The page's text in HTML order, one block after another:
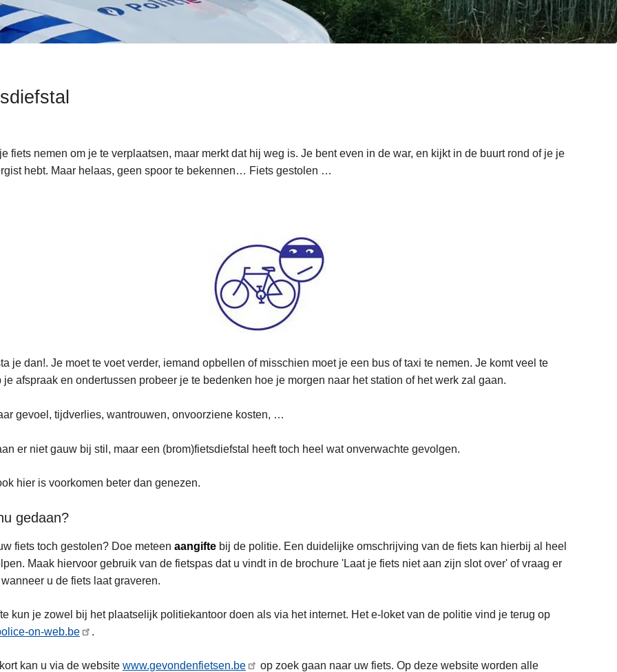
fiets nemen om je te verplaatsen, maar merkt dat hij weg is. Je bent even in de war, en kijkt in de buurt rond of je je
hebt. Maar helaas, geen spoor te bekennen… Fiets gestolen …
je dan!. Je moet te voet verder, iemand opbellen of misschien moet je een bus of taxi te nemen. Je komt veel te
je afspraak en ondertussen probeer je te bedenken hoe je morgen naar het station of het werk zal gaan.
gevoel, tijdverlies, wantrouwen, onvoorziene kosten, …
er niet gauw bij stil, maar een (brom)fietsdiefstal heeft toch heel wat onverwachte gevolgen.
hier is voorkomen beter dan genezen.
gedaan?
fiets toch gestolen? Doe meteen aangifte bij de politie. Een duidelijke omschrijving van de fiets kan hierbij al heel
Maak hiervoor gebruik van de fietspas dat u vindt in de brochure 'Laat je fiets niet aan zijn slot over' of vraag er
u de fiets laat graveren.
kun je zowel bij het plaatselijk politiekantoor doen als via het internet. Het e-loket van de politie vind je terug op
on-web.be
.
kan u via de website www.gevondenfietsen.be
op zoek gaan naar uw fiets. Op deze website worden alle